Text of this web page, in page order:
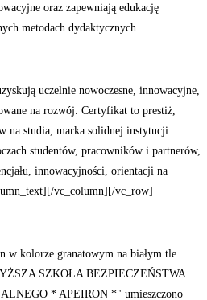
oraz zapewniają edukację
metodach dydaktycznych.
uczelnie nowoczesne, innowacyjne,
na rozwój. Certyfikat to prestiż,
na studia, marka solidnej instytucji
studentów, pracowników i partnerów,
innowacyjności, orientacji na
vc_column][/vc_row]